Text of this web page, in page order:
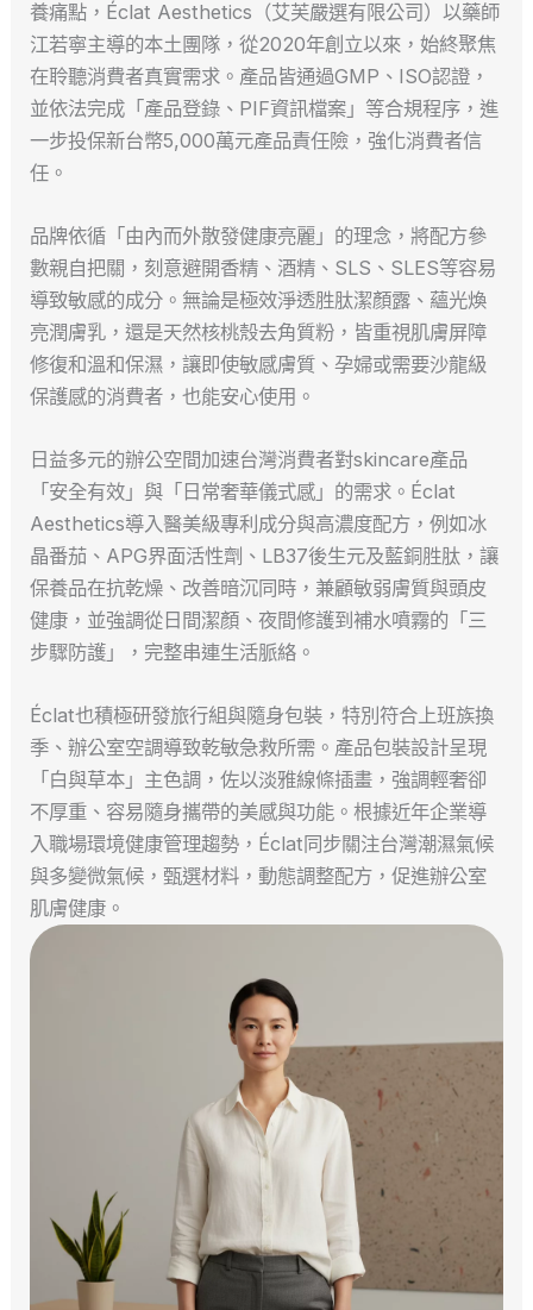
養痛點，Éclat Aesthetics（艾芙嚴選有限公司）以藥師
江若寧主導的本土團隊，從2020年創立以來，始終聚焦
在聆聽消費者真實需求。產品皆通過GMP、ISO認證，
並依法完成「產品登錄、PIF資訊檔案」等合規程序，進
一步投保新台幣5,000萬元產品責任險，強化消費者信
任。
品牌依循「由內而外散發健康亮麗」的理念，將配方參
數親自把關，刻意避開香精、酒精、SLS、SLES等容易
導致敏感的成分。無論是極效淨透胜肽潔顏露、蘊光煥
亮潤膚乳，還是天然核桃殼去角質粉，皆重視肌膚屏障
修復和溫和保濕，讓即使敏感膚質、孕婦或需要沙龍級
保護感的消費者，也能安心使用。
日益多元的辦公空間加速台灣消費者對skincare產品
「安全有效」與「日常奢華儀式感」的需求。Éclat
Aesthetics導入醫美級專利成分與高濃度配方，例如冰
晶番茄、APG界面活性劑、LB37後生元及藍銅胜肽，讓
保養品在抗乾燥、改善暗沉同時，兼顧敏弱膚質與頭皮
健康，並強調從日間潔顏、夜間修護到補水噴霧的「三
步驟防護」，完整串連生活脈絡。
Éclat也積極研發旅行組與隨身包裝，特別符合上班族換
季、辦公室空調導致乾敏急救所需。產品包裝設計呈現
「白與草本」主色調，佐以淡雅線條插畫，強調輕奢卻
不厚重、容易隨身攜帶的美感與功能。根據近年企業導
入職場環境健康管理趨勢，Éclat同步關注台灣潮濕氣候
與多變微氣候，甄選材料，動態調整配方，促進辦公室
肌膚健康。